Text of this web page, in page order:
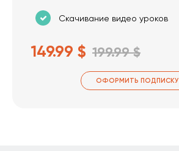
Скачивание видео уроков
149.99 $ 199.99 $
ОФОРМИТЬ ПОДПИСКУ